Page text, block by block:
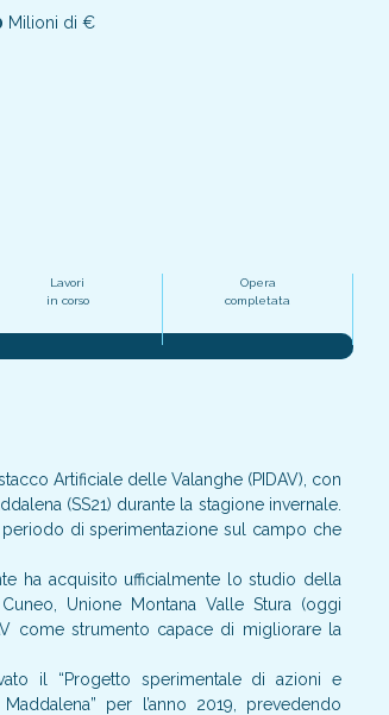
Milioni di €
Lavori
in corso
Opera
completata
Artificiale delle Valanghe (PIDAV), con
(SS21) durante la stagione invernale.
periodo di sperimentazione sul campo che
ha acquisito ufficialmente lo studio della
Unione Montana Valle Stura (oggi
come strumento capace di migliorare la
il “Progetto sperimentale di azioni e
per l’anno 2019, prevedendo